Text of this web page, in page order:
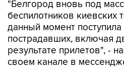
данный момент
пострадавших, включая
результате прилетов", -
своем канале в
Глава региона добавил,